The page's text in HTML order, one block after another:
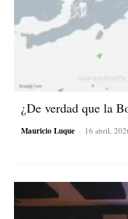
¿De verdad que la
Mauricio Luque - 16 abril,